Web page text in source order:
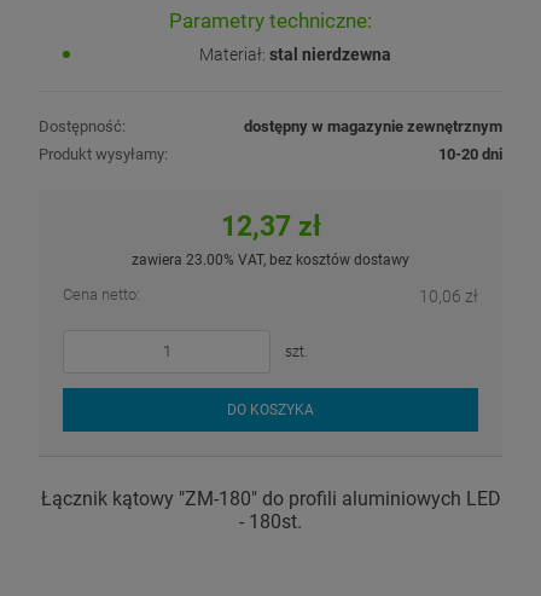
Parametry techniczne:
Materiał: stal nierdzewna
Dostępność:
dostępny w magazynie zewnętrznym
Produkt wysyłamy:
10-20 dni
12,37 zł
zawiera 23.00% VAT, bez kosztów dostawy
Cena netto: 10,06 zł
szt.
DO KOSZYKA
Łącznik kątowy "ZM-180" do profili aluminiowych LED
- 180st.